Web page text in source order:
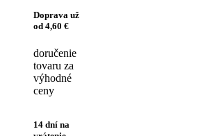
Doprava už
od 4,60 €
doručenie
tovaru za
výhodné
ceny
14 dní na